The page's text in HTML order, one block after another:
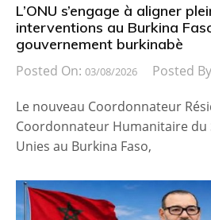
L’ONU s’engage à aligner
interventions au Burkina
gouvernement burkinabè
Posted On: 03/08/2026 Posted
Le nouveau Coordonnateur
Coordonnateur Humanitaire du
Unies au Burkina Faso,